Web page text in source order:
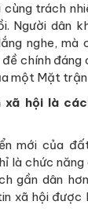
trách
Người dân
nghe, mà
chính
một Mặt trận
xã hội là
mới của
là chức
gần dân
xã hội được